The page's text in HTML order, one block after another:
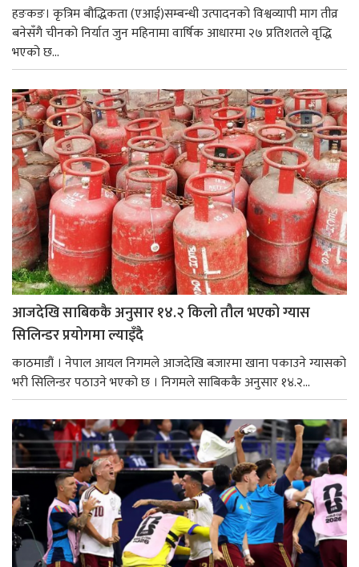
हङकङ। कृत्रिम बौद्धिकता (एआई)सम्बन्धी उत्पादनको विश्वव्यापी माग तीव्र
बनेसँगै चीनको निर्यात जुन महिनामा वार्षिक आधारमा २७ प्रतिशतले वृद्धि
भएको छ...
आजदेखि साबिककै अनुसार १४.२ किलो तौल भएको ग्यास
सिलिन्डर प्रयोगमा ल्याइँदै
काठमाडौं । नेपाल आयल निगमले आजदेखि बजारमा खाना पकाउने ग्यासको
भरी सिलिन्डर पठाउने भएको छ । निगमले साबिककै अनुसार १४.२...